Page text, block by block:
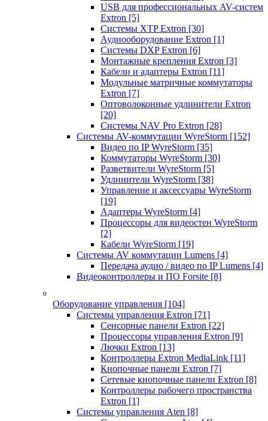
USB для профессиональных AV-систем
Extron [5]
Системы XTP Extron [30]
Аудиооборудование Extron [1]
Системы DXP Extron [6]
Монтажные крепления Extron [3]
Кабели и адаптеры Extron [11]
Модульные матричные коммутаторы
Extron [7]
Оптоволоконные удлинители Extron
[20]
Системы NAV Pro Extron [28]
Системы AV-коммутации WyreStorm [152]
Видео по IP WyreStorm [35]
Коммутаторы WyreStorm [30]
Разветвители WyreStorm [5]
Удлинители WyreStorm [38]
Управление и аксессуары WyreStorm
[19]
Адаптеры WyreStorm [4]
Процессоры для видеостен WyreStorm
[2]
Кабели WyreStorm [19]
Системы AV коммутации Lumens [4]
Передача аудио / видео по IP Lumens [4]
Видеоконтроллеры и ПО Forsite [8]
Оборудование управления [104]
Системы управления Extron [71]
Сенсорные панели Extron [22]
Процессоры управления Extron [9]
Лючки Extron [13]
Контроллеры Extron MediaLink [11]
Кнопочные панели Extron [7]
Сетевые кнопочные панели Extron [8]
Контроллеры рабочего пространства
Extron [1]
Системы управления Aten [8]